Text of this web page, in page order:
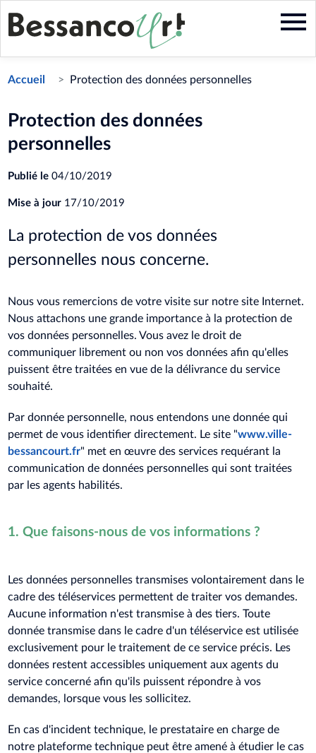
Aller
au
contenu
Accueil Protection des données personnelles
Protection des données
personnelles
Publié le 04/10/2019
Mise à jour 17/10/2019
La protection de vos données
personnelles nous concerne.
Nous vous remercions de votre visite sur notre site Internet.
Nous attachons une grande importance à la protection de
vos données personnelles. Vous avez le droit de
communiquer librement ou non vos données afin qu'elles
puissent être traitées en vue de la délivrance du service
souhaité.
Par donnée personnelle, nous entendons une donnée qui
permet de vous identifier directement. Le site "www.ville-
bessancourt.fr" met en œuvre des services requérant la
communication de données personnelles qui sont traitées
par les agents habilités.
1. Que faisons-nous de vos informations ?
Les données personnelles transmises volontairement dans le
cadre des téléservices permettent de traiter vos demandes.
Aucune information n'est transmise à des tiers. Toute
donnée transmise dans le cadre d'un téléservice est utilisée
exclusivement pour le traitement de ce service précis. Les
données restent accessibles uniquement aux agents du
service concerné afin qu'ils puissent répondre à vos
demandes, lorsque vous les sollicitez.
En cas d'incident technique, le prestataire en charge de
notre plateforme technique peut être amené à étudier le cas